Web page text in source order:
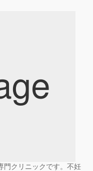
門クリニックです。不妊